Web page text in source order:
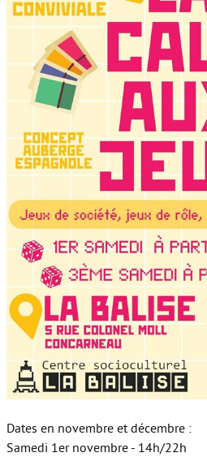
Dates en novembre et décembre :
Samedi 1er novembre - 14h/22h